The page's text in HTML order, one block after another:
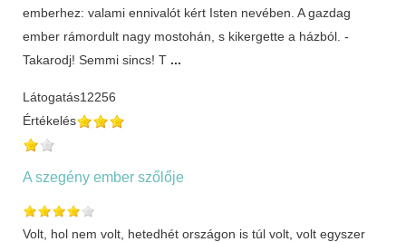
emberhez: valami ennivalót kért Isten nevében. A gazdag
ember rámordult nagy mostohán, s kikergette a házból. -
Takarodj! Semmi sincs! T ...
Látogatás12256
Értékelés
A szegény ember szőlője
Volt, hol nem volt, hetedhét országon is túl volt, volt egyszer